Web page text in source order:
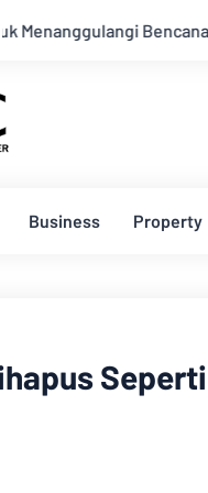
Alam Kabupaten
Business Property